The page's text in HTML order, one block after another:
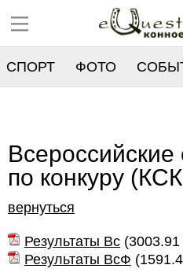
СПОРТ ФОТО
по конкуру
вернуться
Результаты Вс (
Результаты ВсФ (